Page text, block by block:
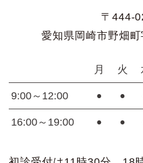
〒444-
愛知県岡崎市野畑
月 火
9:00～12:00 ● ●
16:00～19:00 ● ●